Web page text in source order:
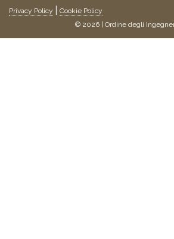
Privacy Policy
Cookie Policy
© 2026 | Ordine degli